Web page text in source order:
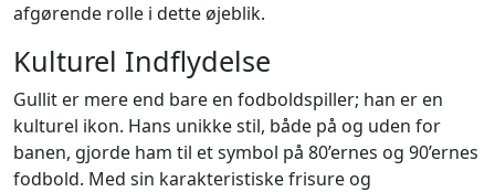
afgørende rolle i dette øjeblik.
Kulturel Indflydelse
Gullit er mere end bare en fodboldspiller; han er en
kulturel ikon. Hans unikke stil, både på og uden for
banen, gjorde ham til et symbol på 80’ernes og 90’ernes
fodbold. Med sin karakteristiske frisure og